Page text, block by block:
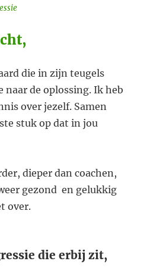
die in zijn teugels
naar de oplossing. Ik heb
over jezelf. Samen
stuk op dat in jou
dieper dan coachen,
gezond en gelukkig
over.
die erbij zit,